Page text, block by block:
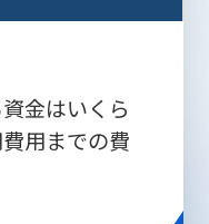
金はいくら
用までの費